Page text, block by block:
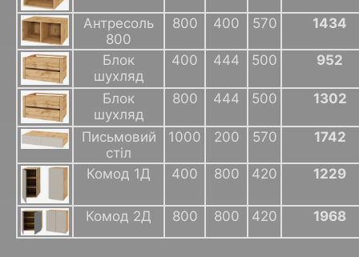
Антресоль
800
800 400 570 1434
Блок
шухляд
400 444 500 952
Блок
шухляд
800 444 500 1302
Письмовий
стіл
1000 200 570 1742
Комод 1Д 400 800 420 1229
Комод 2Д 800 800 420 1968